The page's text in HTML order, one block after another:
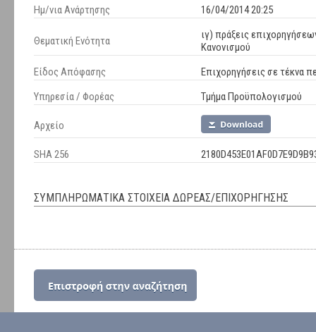
Ημ/νια Ανάρτησης
16/04/2014 20:25
Θεματική Ενότητα
ιγ) πράξεις
Κανονισμού
Είδος Απόφασης
Επιχορηγήσεις σε τέκνα
Υπηρεσία / Φορέας
Τμήμα Προϋπολογισμού
Αρχείο
SHA 256
ΣΥΜΠΛΗΡΩΜΑΤΙΚΑ ΣΤΟΙΧΕΙΑ ΔΩΡΕΑΣ/ΕΠΙΧΟΡΗΓΗΣΗΣ